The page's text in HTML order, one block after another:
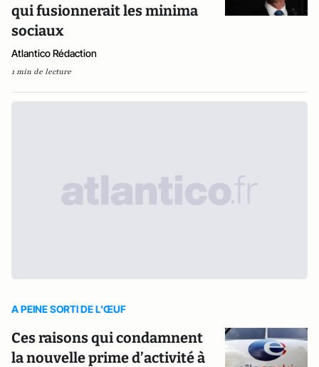
qui fusionnerait les minima
sociaux
Atlantico Rédaction
1 min de lecture
A PEINE SORTI DE L'ŒUF
Ces raisons qui condamnent
la nouvelle prime d’activité à